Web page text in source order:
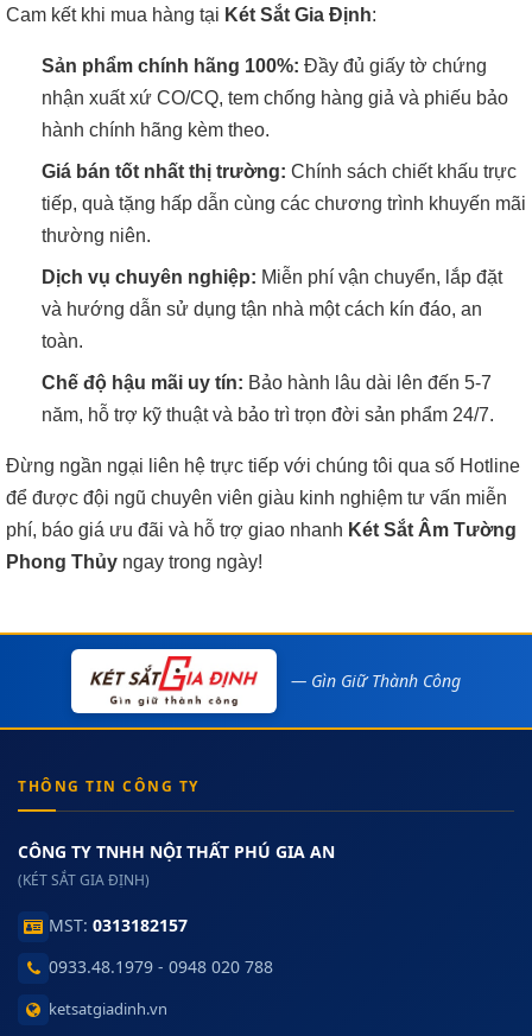
Cam kết khi mua hàng tại Két Sắt Gia Định:
Sản phẩm chính hãng 100%: Đầy đủ giấy tờ chứng
nhận xuất xứ CO/CQ, tem chống hàng giả và phiếu bảo
hành chính hãng kèm theo.
Giá bán tốt nhất thị trường: Chính sách chiết khấu trực
tiếp, quà tặng hấp dẫn cùng các chương trình khuyến mãi
thường niên.
Dịch vụ chuyên nghiệp: Miễn phí vận chuyển, lắp đặt
và hướng dẫn sử dụng tận nhà một cách kín đáo, an
toàn.
Chế độ hậu mãi uy tín: Bảo hành lâu dài lên đến 5-7
năm, hỗ trợ kỹ thuật và bảo trì trọn đời sản phẩm 24/7.
Đừng ngần ngại liên hệ trực tiếp với chúng tôi qua số Hotline
để được đội ngũ chuyên viên giàu kinh nghiệm tư vấn miễn
phí, báo giá ưu đãi và hỗ trợ giao nhanh Két Sắt Âm Tường
Phong Thủy ngay trong ngày!
— Gìn Giữ Thành Công
THÔNG TIN CÔNG TY
CÔNG TY TNHH NỘI THẤT PHÚ GIA AN
(KÉT SẮT GIA ĐỊNH)
MST: 0313182157
0933.48.1979 - 0948 020 788
ketsatgiadinh.vn